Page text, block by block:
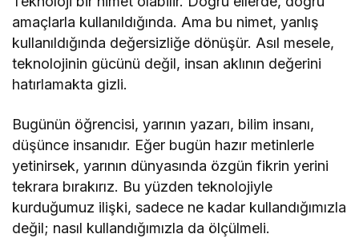
amaçlarla kullanıldığında. Ama bu nimet, yanlış
kullanıldığında değersizliğe dönüşür. Asıl mesele,
teknolojinin gücünü değil, insan aklının değerini
hatırlamakta gizli.
Bugünün öğrencisi, yarının yazarı, bilim insanı,
düşünce insanıdır. Eğer bugün hazır metinlerle
yetinirsek, yarının dünyasında özgün fikrin yerini
tekrara bırakırız. Bu yüzden teknolojiyle
kurduğumuz ilişki, sadece ne kadar kullandığımızla
değil; nasıl kullandığımızla da ölçülmeli.